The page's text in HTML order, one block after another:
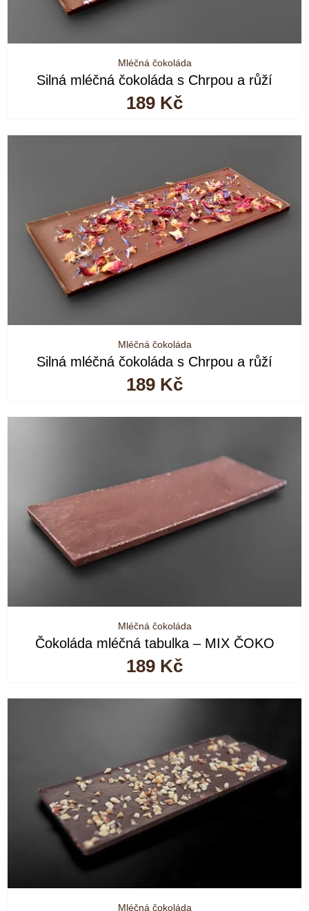
Mléčná čokoláda
Silná mléčná čokoláda s Chrpou a růží
189 Kč
Mléčná čokoláda
Silná mléčná čokoláda s Chrpou a růží
189 Kč
Mléčná čokoláda
Čokoláda mléčná tabulka – MIX ČOKO
189 Kč
Mléčná čokoláda